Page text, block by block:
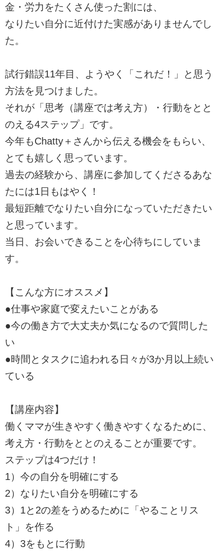
金・労力をたくさん使った割には、
なりたい自分に近付けた実感がありませんでし
た。
試行錯誤11年目、ようやく「これだ！」と思う
方法を見つけました。
それが「思考（講座では考え方）・行動をとと
のえる4ステップ」です。
今年もChatty＋さんから伝える機会をもらい、
とても嬉しく思っています。
過去の経験から、講座に参加してくださるあな
たには1日もはやく！
最短距離でなりたい自分になっていただきたい
と思っています。
当日、お会いできることを心待ちにしていま
す。
【こんな方にオススメ】
●仕事や家庭で変えたいことがある
●今の働き方で大丈夫か気になるので質問した
い
●時間とタスクに追われる日々が3か月以上続い
ている
【講座内容】
働くママが生きやすく働きやすくなるために、
考え方・行動をととのえることが重要です。
ステップは4つだけ！
1）今の自分を明確にする
2）なりたい自分を明確にする
3）1と2の差をうめるために「やることリス
ト」を作る
4）3をもとに行動